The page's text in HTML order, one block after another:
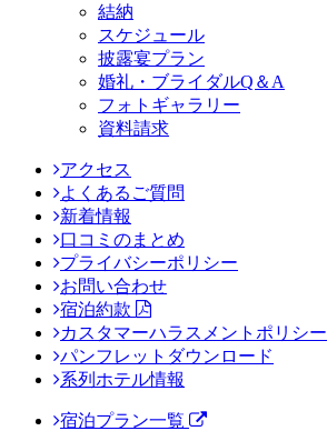
結納
スケジュール
披露宴プラン
婚礼・ブライダルQ＆A
フォトギャラリー
資料請求
アクセス
よくあるご質問
新着情報
口コミのまとめ
プライバシーポリシー
お問い合わせ
宿泊約款
カスタマーハラスメントポリシー
パンフレットダウンロード
系列ホテル情報
宿泊プラン一覧